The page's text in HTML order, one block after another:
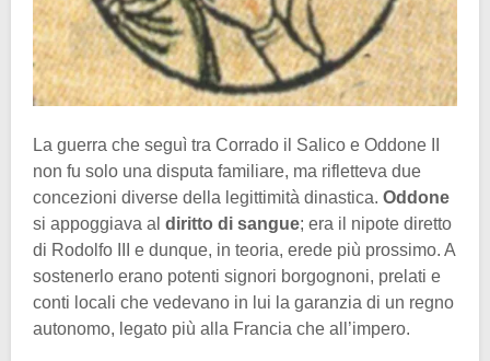
La guerra che seguì tra Corrado il Salico e Oddone II
non fu solo una disputa familiare, ma rifletteva due
concezioni diverse della legittimità dinastica. Oddone
si appoggiava al diritto di sangue; era il nipote diretto
di Rodolfo III e dunque, in teoria, erede più prossimo. A
sostenerlo erano potenti signori borgognoni, prelati e
conti locali che vedevano in lui la garanzia di un regno
autonomo, legato più alla Francia che all’impero.